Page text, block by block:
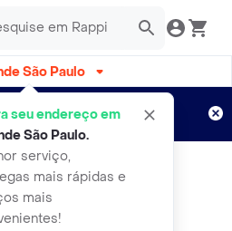
São Paulo
seu endereço em
São Paulo.
serviço,
mais rápidas e
mais
por 15 dias!
Aplicam T&C
de Barbear